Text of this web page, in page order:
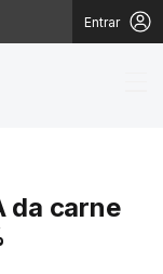
Entrar
do
da carne